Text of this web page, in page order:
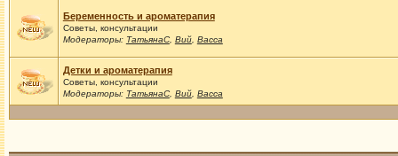
Беременность и ароматерапия
Советы, консультации
Модераторы: ТатьянаС, Вий, Васса
Детки и ароматерапия
Советы, консультации
Модераторы: ТатьянаС, Вий, Васса